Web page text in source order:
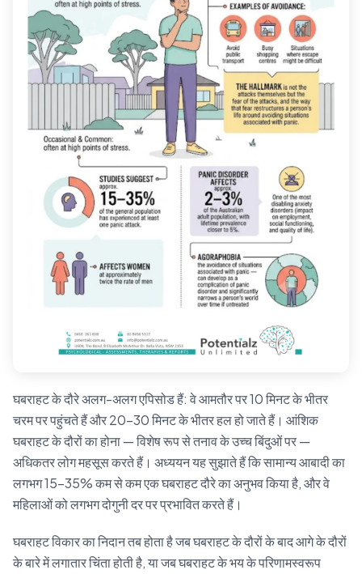
घबराहट के दौरे अलग-अलग एपिसोड हैं: वे आमतौर पर 10 मिनट के भीतर
चरम पर पहुंचते हैं और 20–30 मिनट के भीतर हल हो जाते हैं। आंशिक
घबराहट के दौरों का होना — विशेष रूप से तनाव के उच्च बिंदुओं पर —
अधिकतर लोग महसूस करते हैं। अध्ययन यह सुझाते हैं कि सामान्य आबादी का
लगभग 15–35% कम से कम एक घबराहट दौरे का अनुभव किया है, और वे
महिलाओं को लगभग दोगुनी दर पर प्रभावित करते हैं।
घबराहट विकार का निदान तब होता है जब घबराहट के दौरों के बाद आगे के दौरों
के बारे में लगातार चिंता होती है, या जब घबराहट के भय के परिणामस्वरूप